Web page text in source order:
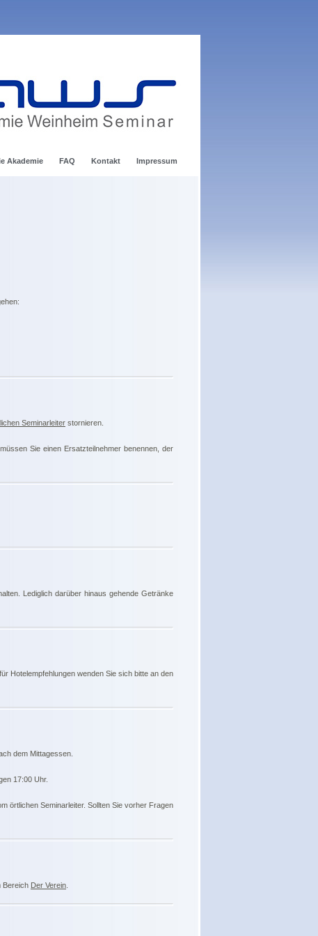
Akademie FAQ Kontakt Impressum
Seminarleiter stornieren.
Sie einen Ersatzteilnehmer benennen, der
Lediglich darüber hinaus gehende Getränke
Hotelempfehlungen wenden Sie sich bitte an den
dem Mittagessen.
17:00 Uhr.
örtlichen Seminarleiter. Sollten Sie vorher Fragen
Bereich Der Verein